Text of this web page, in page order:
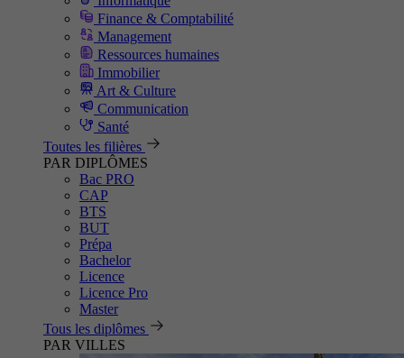
Finance & Comptabilité
Management
Ressources humaines
Immobilier
Art & Culture
Communication
Santé
Toutes les filières
PAR DIPLÔMES
Bac PRO
CAP
BTS
BUT
Prépa
Bachelor
Licence
Licence Pro
Master
Tous les diplômes
PAR VILLES